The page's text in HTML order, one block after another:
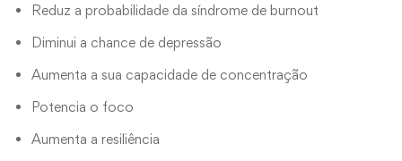
Reduz a probabilidade da síndrome de burnout
Diminui a chance de depressão
Aumenta a sua capacidade de concentração
Potencia o foco
Aumenta a resiliência